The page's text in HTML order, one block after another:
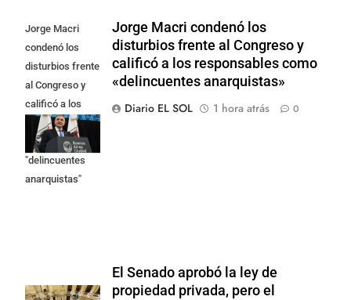
Jorge Macri
condenó los
disturbios frente
al Congreso y
calificó a los
responsables
como
"delincuentes
anarquistas"
Jorge Macri condenó los
disturbios frente al Congreso y
calificó a los responsables como
«delincuentes anarquistas»
Diario EL SOL
1 hora atrás 0
El Senado aprobó la ley de
propiedad privada, pero el